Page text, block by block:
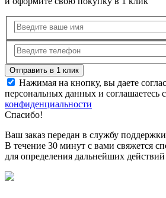
Нажимая на кнопку, вы даете
персональных данных и соглашаетесь с
конфиденциальности
Спасибо!
Ваш заказ передан в службу
В течение 30 минут с вами свяжется
для определения дальнейших действий